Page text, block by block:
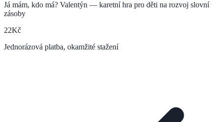
Já mám, kdo má? Valentýn — karetní hra pro děti na rozvoj slovní
zásoby
22Kč
Jednorázová platba, okamžité stažení